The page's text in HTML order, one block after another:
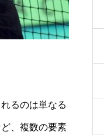
るのは単なる
、複数の要素